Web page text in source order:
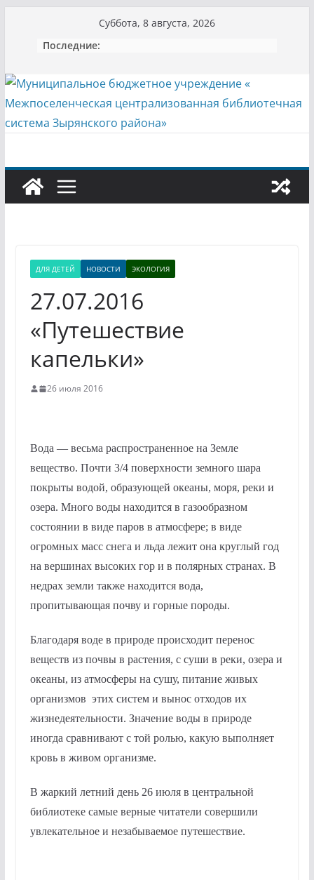
содержимому
Суббота, 8 августа, 2026
Последние:
ДЛЯ ДЕТЕЙ НОВОСТИ ЭКОЛОГИЯ
27.07.2016
«Путешествие
капельки»
26 июля 2016
Вода — весьма распространенное на Земле
вещество. Почти 3/4 поверхности земного шара
покрыты водой, образующей океаны, моря, реки и
озера. Много воды находится в газообразном
состоянии в виде паров в атмосфере; в виде
огромных масс снега и льда лежит она круглый год
на вершинах высоких гор и в полярных странах. В
недрах земли также находится вода,
пропитывающая почву и горные породы.
Благодаря воде в природе происходит перенос
веществ из почвы в растения, с суши в реки, озера и
океаны, из атмосферы на сушу, питание живых
организмов этих систем и вынос отходов их
жизнедеятельности. Значение воды в природе
иногда сравнивают с той ролью, какую выполняет
кровь в живом организме.
В жаркий летний день 26 июля в центральной
библиотеке самые верные читатели совершили
увлекательное и незабываемое путешествие.